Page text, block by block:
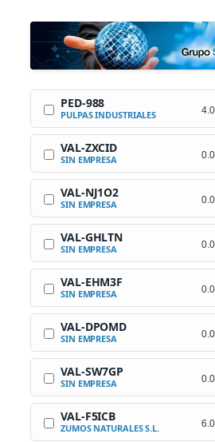
contenido
PED-988
PULPAS INDUSTRIALES
VAL-ZXCID
SIN EMPRESA
VAL-NJ1O2
SIN EMPRESA
VAL-GHLTN
SIN EMPRESA
VAL-EHM3F
SIN EMPRESA
VAL-DPOMD
SIN EMPRESA
VAL-SW7GP
SIN EMPRESA
VAL-F5ICB
ZUMOS NATURALES S.L.